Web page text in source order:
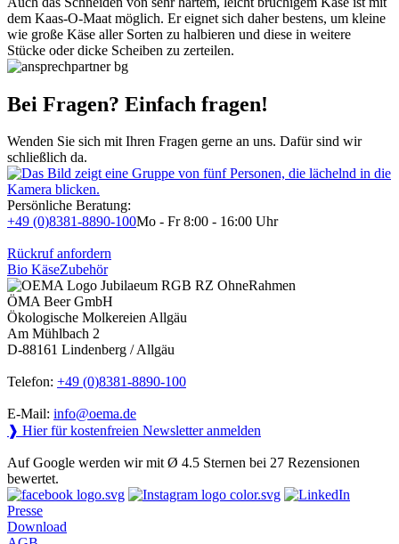
dem Kaas-O-Maat möglich. Er eignet sich daher bestens, um kleine
wie große Käse aller Sorten zu halbieren und diese in weitere
Stücke oder dicke Scheiben zu zerteilen.
Bei Fragen? Einfach fragen!
Wenden Sie sich mit Ihren Fragen gerne an uns. Dafür sind wir
schließlich da.
Persönliche Beratung:
+49 (0)8381-8890-100Mo - Fr 8:00 - 16:00 Uhr
Rückruf anfordern
Bio KäseZubehör
ÖMA Beer GmbH
Ökologische Molkereien Allgäu
Am Mühlbach 2
D-88161 Lindenberg / Allgäu
Telefon: +49 (0)8381-8890-100
E-Mail: info@oema.de
❱ Hier für kostenfreien Newsletter anmelden
Auf Google werden wir mit Ø 4.5 Sternen bei 27 Rezensionen
bewertet.
Presse
Download